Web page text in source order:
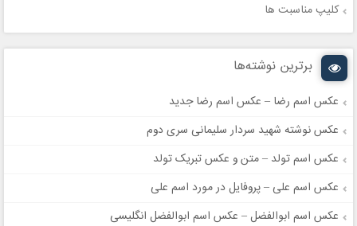
کلیپ مناسبت ها
برترین نوشته‌ها
عکس اسم رضا – عکس اسم رضا جدید
عکس نوشته شهید سردار سلیمانی سری دوم
عکس اسم تولد – متن و عکس تبریک تولد
عکس اسم علی – پروفایل در مورد اسم علی
عکس اسم ابوالفضل – عکس اسم ابوالفضل انگلیسی